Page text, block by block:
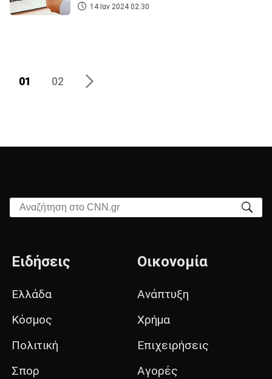
14 Ιαν 2024 02:30
01 02
Αναζήτηση στο CNN.gr
Ειδήσεις
Ελλάδα
Κόσμος
Πολιτική
Σπορ
Οικονομία
Ανάπτυξη
Χρήμα
Επιχειρήσεις
Αγορές